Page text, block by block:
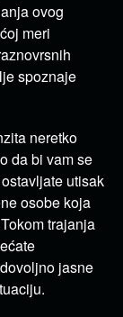
ovog
meri
spoznaje
neretko
da bi vam se
utisak
osobe koja
trajanja
jasne